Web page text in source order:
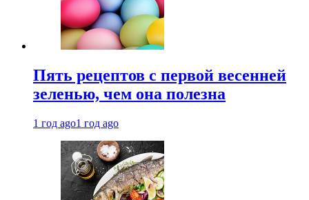
Пять рецептов с первой весенней
зеленью, чем она полезна
1 год ago1 год ago